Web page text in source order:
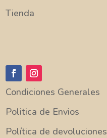
Tienda
Condiciones Generales
Politica de Envios
Política de devoluciones